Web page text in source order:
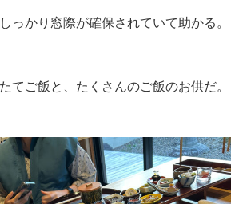
っかり窓際が確保されていて助かる。
てご飯と、たくさんのご飯のお供だ。